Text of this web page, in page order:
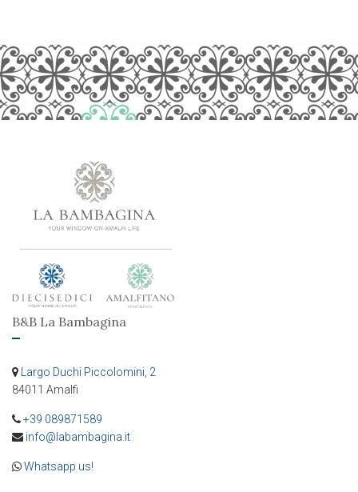
B&B La Bambagina
Largo Duchi Piccolomini, 2
84011 Amalfi
+39 089871589
info@labambagina.it
Whatsapp us!